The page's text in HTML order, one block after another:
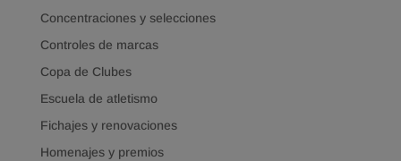
Concentraciones y selecciones
Controles de marcas
Copa de Clubes
Escuela de atletismo
Fichajes y renovaciones
Homenajes y premios